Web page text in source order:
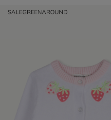
SALEGREENAROUND